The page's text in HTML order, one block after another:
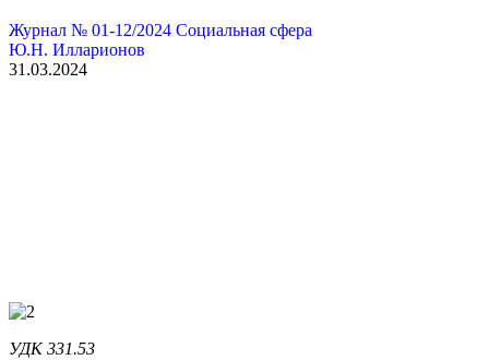
Журнал № 01-12/2024 Социальная сфера
Ю.Н. Илларионов
31.03.2024
УДК 331.53